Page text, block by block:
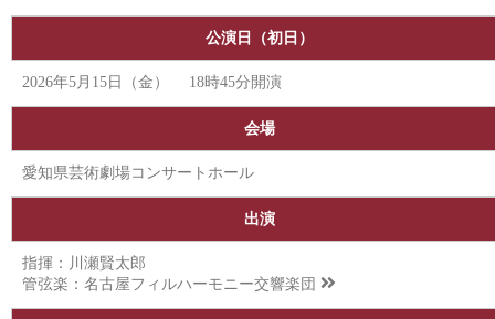
公演日（初日）
2026年5月15日（金） 18時45分開演
会場
愛知県芸術劇場コンサートホール
出演
指揮：川瀬賢太郎
管弦楽： 名古屋フィルハーモニー交響楽団